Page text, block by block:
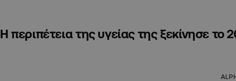
Η περιπέτεια της υγείας της ξεκίνησε το